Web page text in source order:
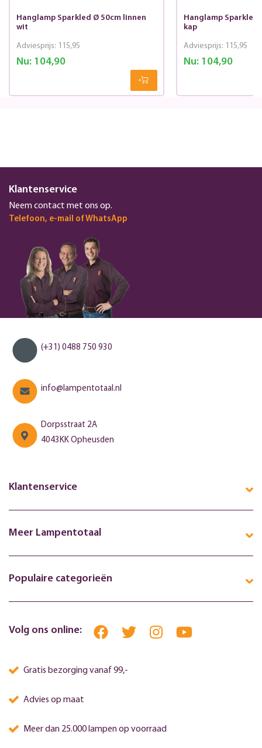
Hanglamp Sparkled Ø 50cm linnen
wit
Nu:104,90
Adviesprijs: 115,95
Hanglamp Sparkled
kap
Nu:104,90
Adviesprijs: 115,95
Klantenservice
Neem contact met ons op.
Telefoon, e-mail of WhatsApp
(+31) 0488 750 930
info@lampentotaal.nl
Dorpsstraat 2A
4043KK Opheusden
Klantenservice
Meer Lampentotaal
Populaire categorieën
Volg ons online:
Gratis bezorging vanaf 99,-
Advies op maat
Meer dan 25.000 lampen op voorraad